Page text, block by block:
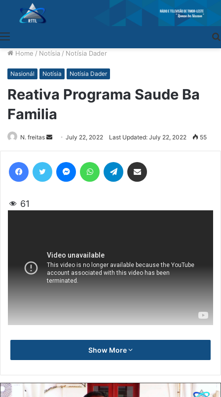
Home / Notísia / Notísia Dader
Nasionál Notísia Notísia Dader
Reativa Programa Saude Ba
Familia
N. freitas
Send
an
email
July 22, 2022 Last Updated: July 22, 2022 55
61
Show More